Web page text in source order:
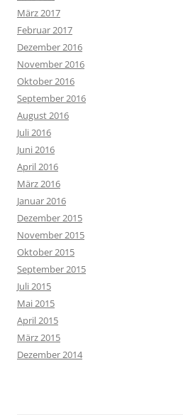
März 2017
Februar 2017
Dezember 2016
November 2016
Oktober 2016
September 2016
August 2016
Juli 2016
Juni 2016
April 2016
März 2016
Januar 2016
Dezember 2015
November 2015
Oktober 2015
September 2015
Juli 2015
Mai 2015
April 2015
März 2015
Dezember 2014